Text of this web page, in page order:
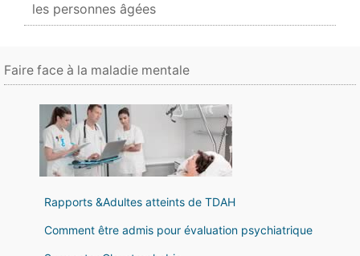
les personnes âgées
Faire face à la maladie mentale
Rapports &Adultes atteints de TDAH
Comment être admis pour évaluation psychiatrique